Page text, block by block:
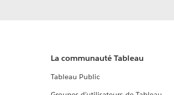
La communauté Tableau
Tableau Public